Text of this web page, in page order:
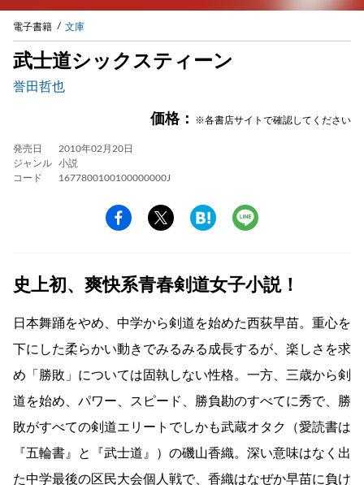
電子書籍 文庫
武士道シックスティーン
誉田哲也
価格： ※各書店サイトで確認してください
発売日
2010年02月20日
ジャンル
小説
コード
1677800100100000000J
史上初、爽快系青春剣道女子小説！
日本舞踊をやめ、中学から剣道を始めた西荻早苗。重心を
下にした柔らかい動きでみるみる成長するが、楽しさを求
め「勝敗」については固執しない性格。一方、三歳から剣
道を始め、パワー、スピード、勝負勘のすべてに秀で、勝
敗がすべての剣道エリートでしかも武蔵オタク（愛読書は
『五輪書』と『武士道』）の磯山香織。深い意味はなく出
た中学最後の区民大会個人戦で、香織はなぜか早苗に負け